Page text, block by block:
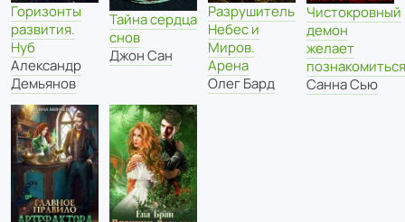
Горизонты
развития.
Нуб
Александр
Демьянов
Тайна сердца
снов
Джон Сан
Разрушитель
Небес и
Миров.
Арена
Олег Бард
Чистокровный
демон
желает
познакомиться
Санна Сью